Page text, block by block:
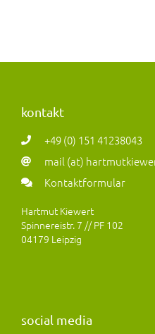
kontakt
+49 (0) 151 41238043
mail (at)
Kontaktformular
Hartmut Kiewert
Spinnereistr. 7 // PF 102
04179 Leipzig
social media